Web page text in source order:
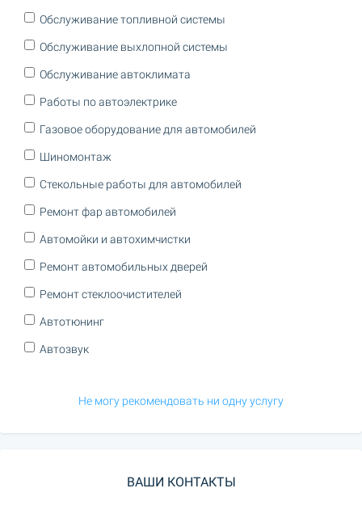
Обслуживание топливной системы
Обслуживание выхлопной системы
Обслуживание автоклимата
Работы по автоэлектрике
Газовое оборудование для автомобилей
Шиномонтаж
Стекольные работы для автомобилей
Ремонт фар автомобилей
Автомойки и автохимчистки
Ремонт автомобильных дверей
Ремонт стеклоочистителей
Автотюнинг
Автозвук
Не могу рекомендовать ни одну услугу
ВАШИ КОНТАКТЫ